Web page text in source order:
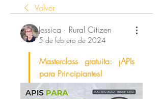
Volver
Jessica · Rural Citizen
5 de febrero de 2024
Masterclass gratuita: ¡APIs
para Principiantes!